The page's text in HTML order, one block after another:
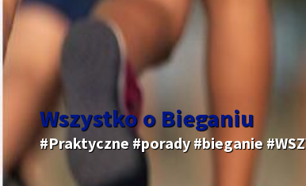
Wszystko o Bieganiu
#Praktyczne #porady #bieganie